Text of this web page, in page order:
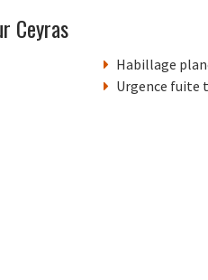
Ceyras
Habillage
Urgence fuite